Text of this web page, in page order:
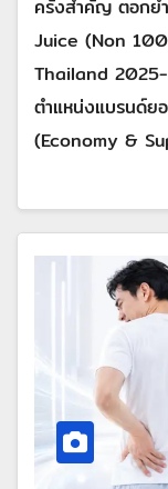
ครั้งสำคัญ ตอกย้
Juice (Non
Thailand
ตำแหน่งแบรนด์ย
(Economy &